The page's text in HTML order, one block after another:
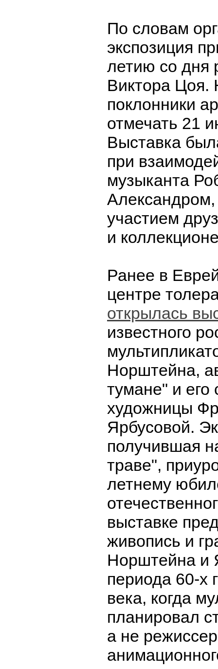
По словам
экспозиция
летию со дня
Виктора
поклонники
отмечать 21
Выставка
при
музыканта
Александром,
участием
и
Ранее в
центре
открылась
известного
Норштейна,
тумане" и его
художницы
Ярбусовой.
получившая
траве",
летнему
выставке
живопись и
Норштейна и
периода 60-х
века, когда
планировал
а не